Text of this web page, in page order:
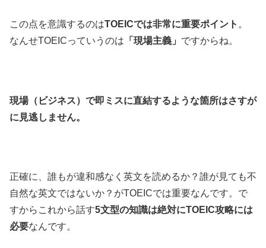
この点を意識するのはTOEICでは非常に重要ポイント 。
なんせTOEICっていうのは 「現場主義」 ですからね。
現場（ビジネス）で即ミスに直結するような箇所はさすが
に見逃しません。
正確に、誰もが違和感なく英文を読めるか？誰が見ても不
自然な英文ではないか？がTOEICでは重要なんです。で
すからこれから話す5文型の知識は絶対にTOEIC攻略には
必要なんです。